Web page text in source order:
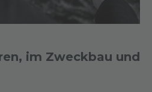
im Zweckbau und